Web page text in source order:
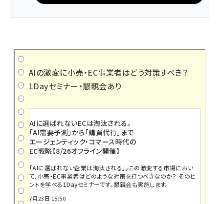
AIの激変に小売・EC事業者はどう対策すべき？
1Dayセミナー・懇親会あり
AIに選ばれないECは淘汰される。
「AI需要予測」から「購買代行」まで
エージェンティック・コマース時代の
EC戦略【8/26オフライン開催】
「AIに選ばれない企業は淘汰される」――。この激変する市場におい
て、小売・EC事業者はどのような対策を打つべきなのか？ そのヒ
ントを学べる1Dayセミナーです。懇親会も実施します。
7月23日 15:50